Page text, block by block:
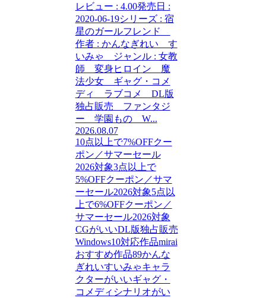
レビュー : 4.00発売日 :
2020-06-19シリーズ : 宿
星のガールフレンド
作者 : かんなぎれい す
いみゃ ジャンル : 女教
師 変身ヒロイン 魔
法少女 ギャグ・コメ
ディ ラブコメ DL版
独占販売 ファンタジ
ー 学園もの W...
2026.08.07
10点以上で7%OFFクー
ポン／サマーセール
2026対象3点以上で
5%OFFクーポン／サマ
ーセール2026対象5点以
上で6%OFFクーポン／
サマーセール2026対象
CGがいいDL版独占販売
Windows10対応作品mirai
おすすめ作品89かんな
ぎれいすいみゃキャラ
クターがいいギャグ・
コメディ シナリオがい